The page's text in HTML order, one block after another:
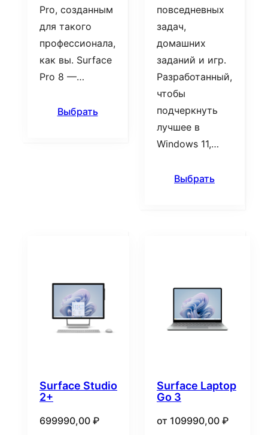
Pro, созданным
для такого
профессионала,
как вы. Surface
Pro 8 —…
Выбрать
повседневных
задач,
домашних
заданий и игр.
Разработанный,
чтобы
подчеркнуть
лучшее в
Windows 11,…
Выбрать
Surface Studio
2+
699990,00 ₽
Surface Laptop
Go 3
от 109990,00 ₽